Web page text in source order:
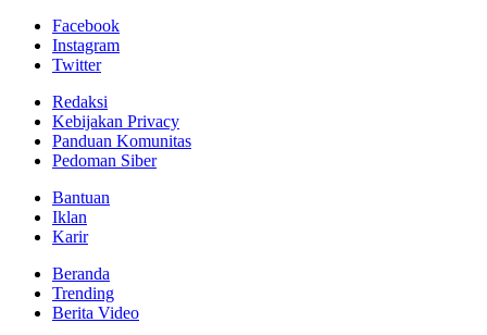
Facebook
Instagram
Twitter
Redaksi
Kebijakan Privacy
Panduan Komunitas
Pedoman Siber
Bantuan
Iklan
Karir
Beranda
Trending
Berita Video